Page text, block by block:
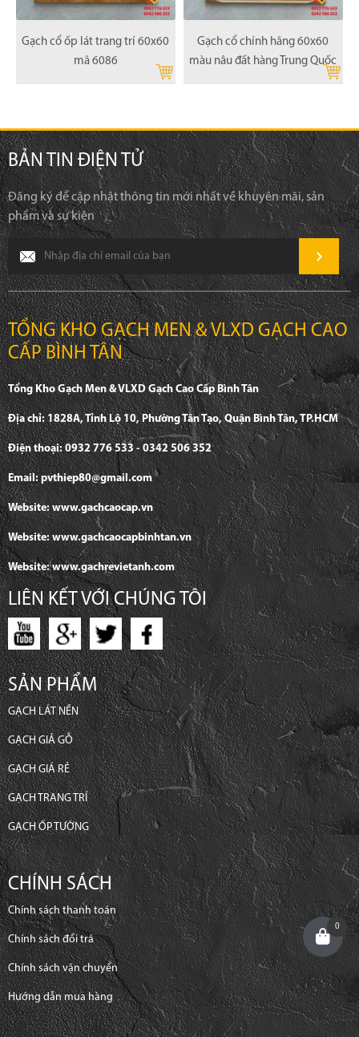
Gạch cổ ốp lát trang trí 60x60
mã 6086
Gạch cổ chính hãng 60x60
màu nâu đất hàng Trung Quốc
BẢN TIN ĐIỆN TỬ
Đăng ký để cập nhật thông tin mới nhất về khuyên mãi, sản
phẩm và sự kiện
TỔNG KHO GẠCH MEN & VLXD GẠCH CAO
CẤP BÌNH TÂN
Tổng Kho Gạch Men & VLXD Gạch Cao Cấp Bình Tân
Địa chỉ: 1828A, Tỉnh Lộ 10, Phường Tân Tạo, Quận Bình Tân, TP.HCM
Điện thoại: 0932 776 533 - 0342 506 352
Email: pvthiep80@gmail.com
Website: www.gachcaocap.vn
Website: www.gachcaocapbinhtan.vn
Website: www.gachrevietanh.com
LIÊN KẾT VỚI CHÚNG TÔI
SẢN PHẨM
GẠCH LÁT NỀN
GẠCH GIẢ GỖ
GẠCH GIÁ RẺ
GẠCH TRANG TRÍ
GẠCH ỐP TƯỜNG
CHÍNH SÁCH
Chính sách thanh toán
Chính sách đổi trả
Chính sách vận chuyển
Hướng dẫn mua hàng
0